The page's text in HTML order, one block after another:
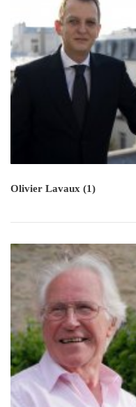
Olivier Lavaux (1)